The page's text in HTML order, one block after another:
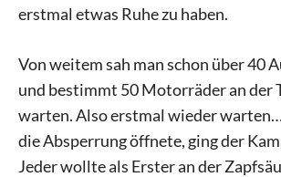
erstmal etwas Ruhe zu haben.
Von weitem sah man schon über 40
und bestimmt 50 Motorräder an der
warten. Also erstmal wieder
die Absperrung öffnete, ging der
Jeder wollte als Erster an der